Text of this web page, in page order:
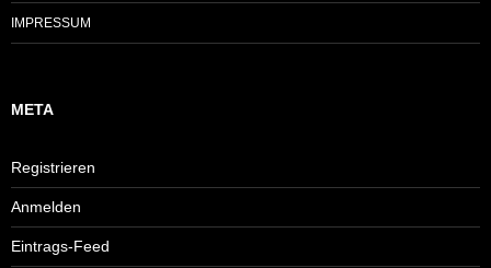
IMPRESSUM
META
Registrieren
Anmelden
Eintrags-Feed